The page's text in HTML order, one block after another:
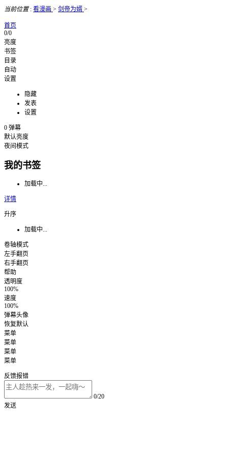
当前位置: 看漫画 > 剑帝为婿 >
首页
0/0
亮度
书签
目录
自动
设置
隐藏
发表
设置
0 弹幕
默认亮度
夜间模式
我的书签
加载中...
详情
升序
加载中...
卷轴模式
左手翻页
右手翻页
帮助
透明度
100%
速度
100%
弹幕头像
恢复默认
菜单
菜单
菜单
菜单
反馈报错
0/20
发送